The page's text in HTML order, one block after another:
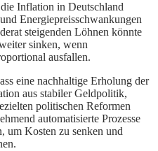
die Inflation in Deutschland
Energiepreisschwankungen
steigenden Löhnen könnte
sinken, wenn
ausfallen.
eine nachhaltige Erholung der
aus stabiler Geldpolitik,
politischen Reformen
automatisierte Prozesse
um Kosten zu senken und